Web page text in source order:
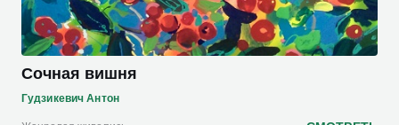
Сочная вишня
Гудзикевич Антон